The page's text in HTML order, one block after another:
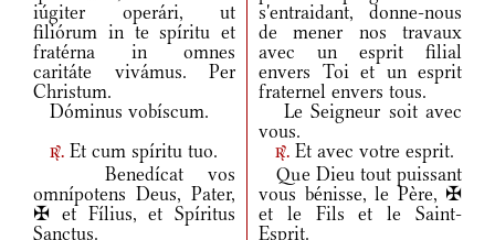
iúgiter operári, ut
filiórum in te spíritu et
fratérna in omnes
caritáte vivámus. Per
Christum.
s'entraidant, donne-nous
de mener nos travaux
avec un esprit filial
envers Toi et un esprit
fraternel envers tous.
Dóminus vobíscum.
Le Seigneur soit avec
vous.
r. Et cum spíritu tuo. r. Et avec votre esprit.
Benedícat vos
omnípotens Deus, Pater,
✠ et Fílius, et Spíritus
Sanctus.
Que Dieu tout puissant
vous bénisse, le Père, ✠
et le Fils et le Saint-
Esprit.